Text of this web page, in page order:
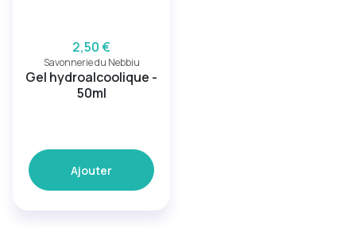
2,50 €
Savonnerie du Nebbiu
Gel hydroalcoolique -
50ml
Ajouter